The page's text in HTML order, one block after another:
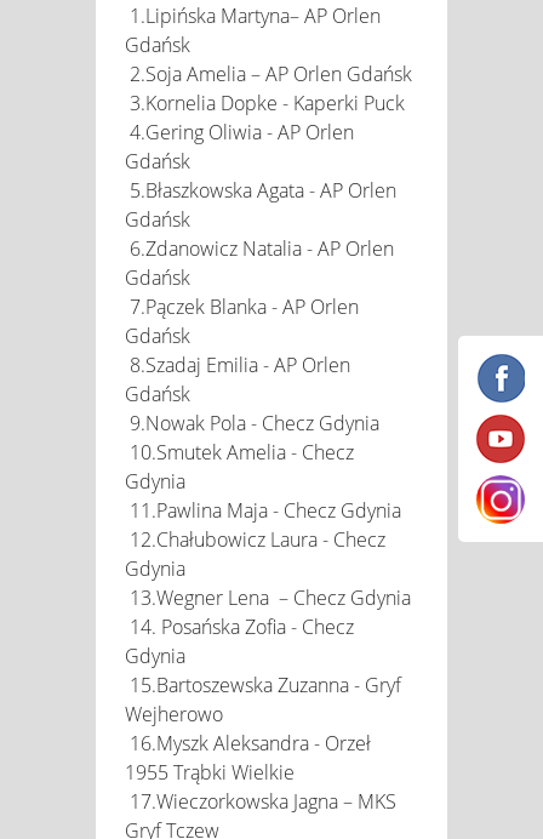
1.Lipińska Martyna– AP Orlen
Gdańsk
2.Soja Amelia – AP Orlen Gdańsk
3.Kornelia Dopke - Kaperki Puck
4.Gering Oliwia - AP Orlen
Gdańsk
5.Błaszkowska Agata - AP Orlen
Gdańsk
6.Zdanowicz Natalia - AP Orlen
Gdańsk
7.Pączek Blanka - AP Orlen
Gdańsk
8.Szadaj Emilia - AP Orlen
Gdańsk
9.Nowak Pola - Checz Gdynia
10.Smutek Amelia - Checz
Gdynia
11.Pawlina Maja - Checz Gdynia
12.Chałubowicz Laura - Checz
Gdynia
13.Wegner Lena – Checz Gdynia
14. Posańska Zofia - Checz
Gdynia
15.Bartoszewska Zuzanna - Gryf
Wejherowo
16.Myszk Aleksandra - Orzeł
1955 Trąbki Wielkie
17.Wieczorkowska Jagna – MKS
Gryf Tczew